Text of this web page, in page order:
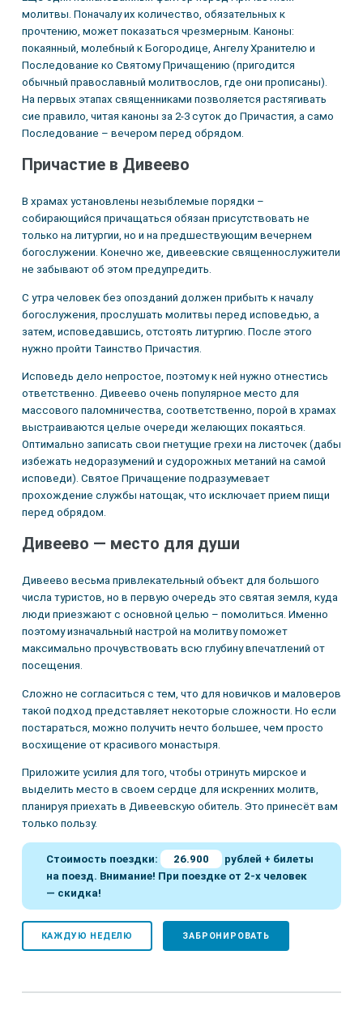
молитвы. Поначалу их количество, обязательных к
прочтению, может показаться чрезмерным. Каноны:
покаянный, молебный к Богородице, Ангелу Хранителю и
Последование ко Святому Причащению (пригодится
обычный православный молитвослов, где они прописаны).
На первых этапах священниками позволяется растягивать
сие правило, читая каноны за 2-3 суток до Причастия, а само
Последование – вечером перед обрядом.
Причастие в Дивеево
В храмах установлены незыблемые порядки –
собирающийся причащаться обязан присутствовать не
только на литургии, но и на предшествующим вечернем
богослужении. Конечно же, дивеевские священнослужители
не забывают об этом предупредить.
С утра человек без опозданий должен прибыть к началу
богослужения, прослушать молитвы перед исповедью, а
затем, исповедавшись, отстоять литургию. После этого
нужно пройти Таинство Причастия.
Исповедь дело непростое, поэтому к ней нужно отнестись
ответственно. Дивеево очень популярное место для
массового паломничества, соответственно, порой в храмах
выстраиваются целые очереди желающих покаяться.
Оптимально записать свои гнетущие грехи на листочек (дабы
избежать недоразумений и судорожных метаний на самой
исповеди). Святое Причащение подразумевает
прохождение службы натощак, что исключает прием пищи
перед обрядом.
Дивеево — место для души
Дивеево весьма привлекательный объект для большого
числа туристов, но в первую очередь это святая земля, куда
люди приезжают с основной целью – помолиться. Именно
поэтому изначальный настрой на молитву поможет
максимально прочувствовать всю глубину впечатлений от
посещения.
Сложно не согласиться с тем, что для новичков и маловеров
такой подход представляет некоторые сложности. Но если
постараться, можно получить нечто большее, чем просто
восхищение от красивого монастыря.
Приложите усилия для того, чтобы отринуть мирское и
выделить место в своем сердце для искренних молитв,
планируя приехать в Дивеевскую обитель. Это принесёт вам
только пользу.
Стоимость поездки: 26.900
рублей + билеты
на поезд. Внимание! При поездке от 2-х человек
— скидка!
КАЖДУЮ НЕДЕЛЮ ЗАБРОНИРОВАТЬ